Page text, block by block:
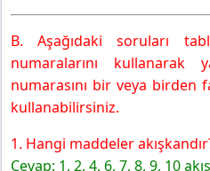
B. Aşağıdaki soruları
numaralarını kullanarak
numarasını bir veya birden
kullanabilirsiniz.
1. Hangi maddeler
Cevap: 1, 2, 4, 6, 7, 8, 9, 10